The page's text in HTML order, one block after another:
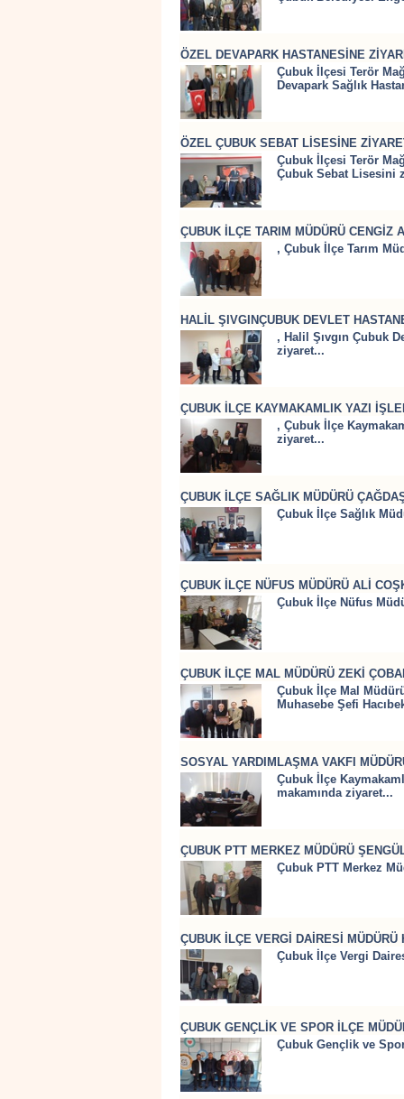
ÖZEL DEVAPARK HASTANESİNE
Çubuk İlçesi Terör
Devapark Sağlık
ÖZEL ÇUBUK SEBAT LİSESİNE
Çubuk İlçesi Terör
Çubuk Sebat Lisesini
ÇUBUK İLÇE TARIM MÜDÜRÜ CENGİZ
, Çubuk İlçe Tarım
HALİL ŞIVGINÇUBUK DEVLET
, Halil Şıvgın Çubuk
ziyaret...
ÇUBUK İLÇE KAYMAKAMLIK YAZI
, Çubuk İlçe
ziyaret...
ÇUBUK İLÇE SAĞLIK MÜDÜRÜ
Çubuk İlçe Sağlık
ÇUBUK İLÇE NÜFUS MÜDÜRÜ ALİ
Çubuk İlçe Nüfus
ÇUBUK İLÇE MAL MÜDÜRÜ ZEKİ
Çubuk İlçe Mal
Muhasebe Şefi
SOSYAL YARDIMLAŞMA VAKFI
Çubuk İlçe
makamında ziyaret...
ÇUBUK PTT MERKEZ MÜDÜRÜ
Çubuk PTT Merkez
ÇUBUK İLÇE VERGİ DAİRESİ
Çubuk İlçe Vergi
ÇUBUK GENÇLİK VE SPOR İLÇE
Çubuk Gençlik ve